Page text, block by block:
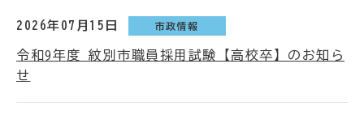
2026年07月15日 市政情報
令和9年度 紋別市職員採用試験【高校卒】のお知ら
せ